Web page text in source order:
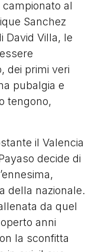
campionato al
Sanchez
David Villa, le
dei primi veri
pubalgia e
tengono,
il Valencia
decide di
della nazionale.
da quel
anni
la sconfitta